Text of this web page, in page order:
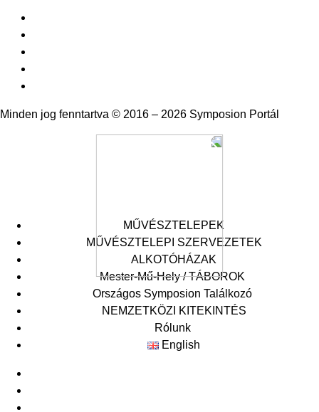
Minden jog fenntartva © 2016 – 2026 Symposion Portál
MŰVÉSZTELEPEK
MŰVÉSZTELEPI SZERVEZETEK
ALKOTÓHÁZAK
Mester-Mű-Hely / TÁBOROK
Symposion Akadémia
Mester-Mű-Hely
Országos Symposion Találkozó
XXIX Országos Symposion Találkozó
XXVIII. Országos Symposion Találkozó
XXVII. Országos Symposion Találkozó
NEMZETKÖZI KITEKINTÉS
Rólunk
Archivum
English